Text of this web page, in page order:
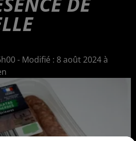
- Modifié : 8 août 2024 à